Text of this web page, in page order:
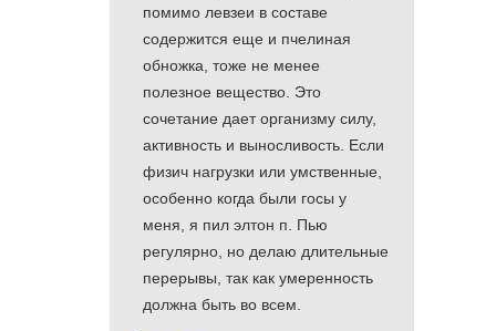
помимо левзеи в составе
содержится еще и пчелиная
обножка, тоже не менее
полезное вещество. Это
сочетание дает организму силу,
активность и выносливость. Если
физич нагрузки или умственные,
особенно когда были госы у
меня, я пил элтон п. Пью
регулярно, но делаю длительные
перерывы, так как умеренность
должна быть во всем.